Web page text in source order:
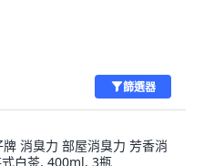
篩選器
牌 消臭力 部屋消臭力 芳香消
白茶, 400ml, 3瓶